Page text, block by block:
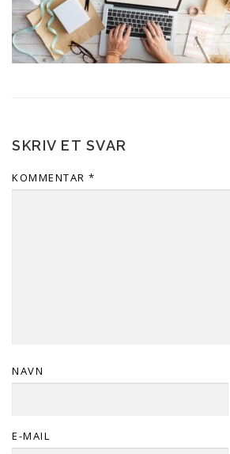
SKRIV ET SVAR
KOMMENTAR *
NAVN
E-MAIL